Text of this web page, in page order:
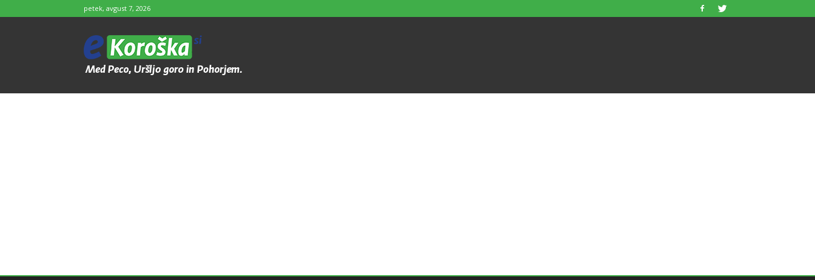
petek, avgust 7, 2026
e-
Koroška